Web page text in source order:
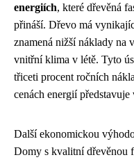
energiích, které dřevěná
přináší. Dřevo má
znamená nižší náklady na
vnitřní klima v létě. Tyto
třiceti procent ročních
cenách energií
Další ekonomickou
Domy s kvalitní dřevěnou